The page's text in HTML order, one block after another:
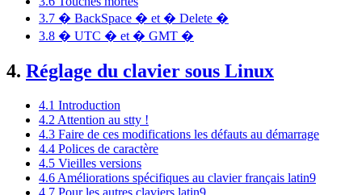
3.7 � BackSpace � et � Delete �
3.8 � UTC � et � GMT �
4. Réglage du clavier sous Linux
4.1 Introduction
4.2 Attention au stty !
4.3 Faire de ces modifications les défauts au démarrage
4.4 Polices de caractère
4.5 Vieilles versions
4.6 Améliorations spécifiques au clavier français latin9
4.7 Pour les autres claviers latin9